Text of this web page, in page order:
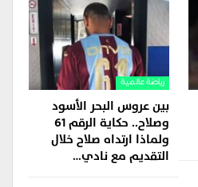
رياضة عالمية
بين عروس البحر الأسود
وصلاح.. حكاية الرقم 61
ولماذا ارتداه صلاح خلال
التقديم مع نادي…